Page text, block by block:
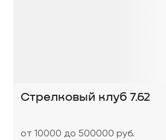
Стрелковый клуб 7.62
от 10000 до 500000 руб.